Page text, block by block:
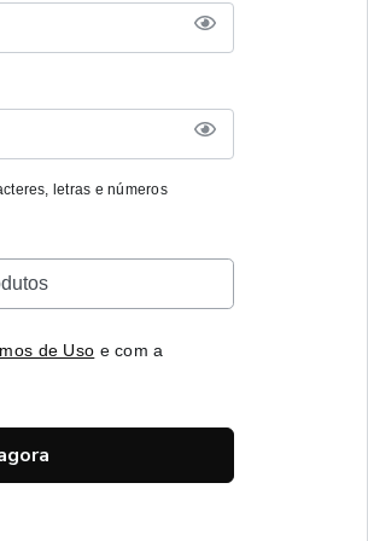
letras e números
de Uso e com a